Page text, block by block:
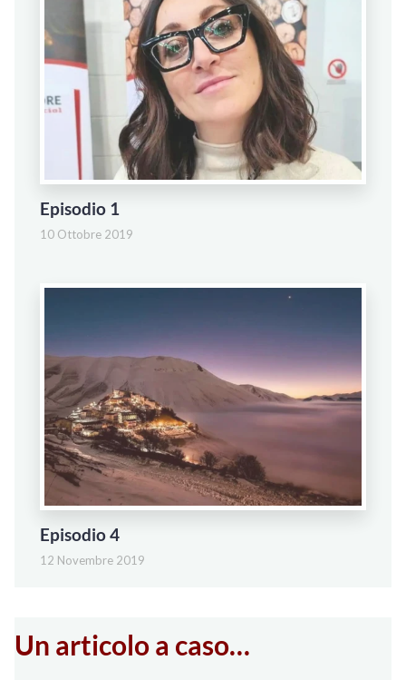
Episodio 1
10 Ottobre 2019
Episodio 4
12 Novembre 2019
Un articolo a caso…